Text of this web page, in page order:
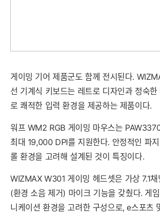
게이밍 기어 제품군도 함께 전시된다.
선 기계식 키보드는 레트로 디자인과 정숙
로 쾌적한 입력 환경을 제공하는 제품이다.
워프 WM2 RGB 게이밍 마우스는
최대 19,000 DPI를 지원한다. 안정적인 파
롤 환경을 고려해 설계된 것이 특징이다.
WIZMAX W301 게이밍 헤드셋은 가상 7.1
(환경 소음 제거) 마이크 기능을 갖췄다. 게
니케이션 환경을 고려한 구성으로, e스포츠